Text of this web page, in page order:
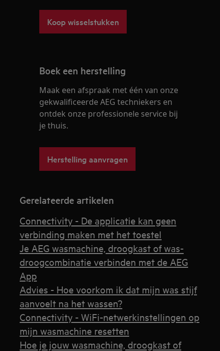
Koop wisselstukken
Boek een herstelling
Maak een afspraak met één van onze
gekwalificeerde AEG techniekers en
ontdek onze professionele service bij
je thuis.
Herstelling aanvragen
Gerelateerde artikelen
Connectivity - De applicatie kan geen
verbinding maken met het toestel
Je AEG wasmachine, droogkast of was-
droogcombinatie verbinden met de AEG
App
Advies - Hoe voorkom ik dat mijn was stijf
aanvoelt na het wassen?
Connectivity - WiFi-netwerkinstellingen op
mijn wasmachine resetten
Hoe je jouw wasmachine, droogkast of